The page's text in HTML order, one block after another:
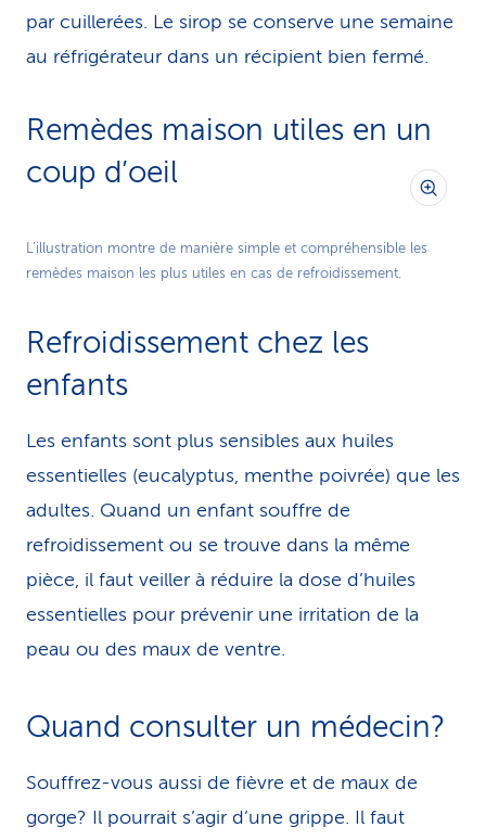
par cuillerées. Le sirop se conserve une semaine
au réfrigérateur dans un récipient bien fermé.
Remèdes maison utiles en un
coup d’oeil
L’illustration montre de manière simple et compréhensible les
remèdes maison les plus utiles en cas de refroidissement.
Refroidissement chez les
enfants
Les enfants sont plus sensibles aux huiles
essentielles (eucalyptus, menthe poivrée) que les
adultes. Quand un enfant souffre de
refroidissement ou se trouve dans la même
pièce, il faut veiller à réduire la dose d’huiles
essentielles pour prévenir une irritation de la
peau ou des maux de ventre.
Quand consulter un médecin?
Souffrez-vous aussi de fièvre et de maux de
gorge? Il pourrait s’agir d’une grippe. Il faut